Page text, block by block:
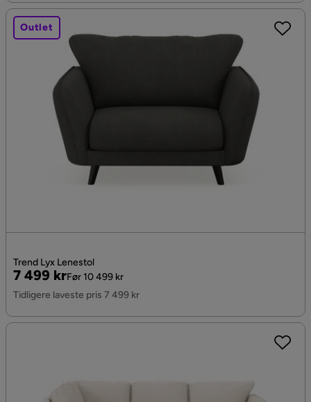
Trend Lyx Lenestol
Pris
7 499 kr
Original
Pris
Før 10 499 kr
Tidligere laveste pris 7 499 kr
Outlet